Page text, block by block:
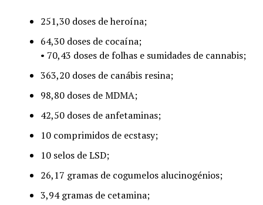
251,30 doses de heroína;
64,30 doses de cocaína;
• 70,43 doses de folhas e sumidades de cannabis;
363,20 doses de canábis resina;
98,80 doses de MDMA;
42,50 doses de anfetaminas;
10 comprimidos de ecstasy;
10 selos de LSD;
26,17 gramas de cogumelos alucinogénios;
3,94 gramas de cetamina;